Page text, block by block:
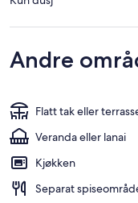
Andre
Flatt tak eller
Veranda eller lanai
Kjøkken
Separat